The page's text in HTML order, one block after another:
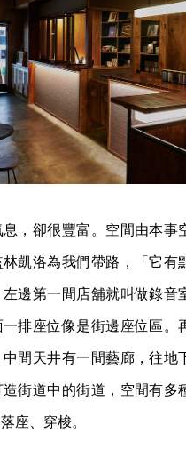
息，卻很豐富。空間由本事
凱洛為我們帶路，「它有
邊第一間店舖就叫做錄音
排座位像是街邊座位區。
間天井有一間藝廊，往地
街道中的街道，空間有多
座、穿梭。